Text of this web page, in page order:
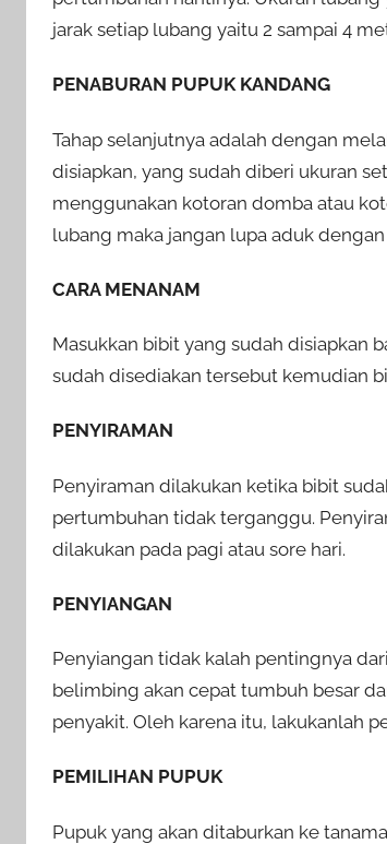
jarak setiap lubang yaitu 2 sampai 4
PENABURAN PUPUK KANDANG
Tahap selanjutnya adalah dengan
disiapkan, yang sudah diberi ukuran
menggunakan kotoran domba atau
lubang maka jangan lupa aduk
CARA MENANAM
Masukkan bibit yang sudah disiapkan
sudah disediakan tersebut kemudian
PENYIRAMAN
Penyiraman dilakukan ketika bibit
pertumbuhan tidak terganggu.
dilakukan pada pagi atau sore hari.
PENYIANGAN
Penyiangan tidak kalah pentingnya
belimbing akan cepat tumbuh besar
penyakit. Oleh karena itu, lakukanlah
PEMILIHAN PUPUK
Pupuk yang akan ditaburkan ke